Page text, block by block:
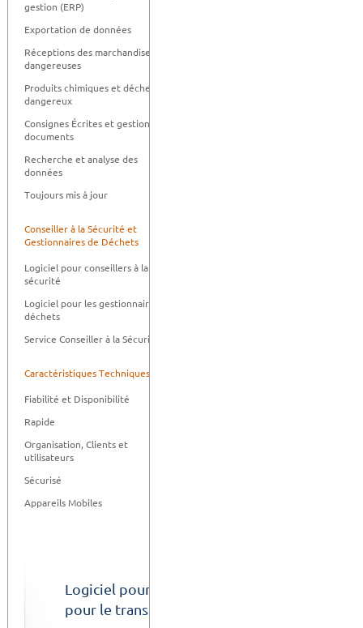
gestion (ERP)
Exportation de données
Réceptions des marchandises
dangereuses
Produits chimiques et déchets
dangereux
Consignes Écrites et gestion des
documents
Recherche et analyse des
données
Toujours mis à jour
Conseiller à la Sécurité et
Gestionnaires de Déchets
Logiciel pour conseillers à la
sécurité
Logiciel pour les gestionnaires de
déchets
Service Conseiller à la Sécurité
Caractéristiques Techniquess
Fiabilité et Disponibilité
Rapide
Organisation, Clients et
utilisateurs
Sécurisé
Appareils Mobiles
Logiciel pour créer les documents
pour le transport de matières dangereuses